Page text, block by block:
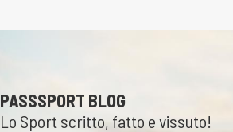
PASSSPORT BLOG
Lo Sport scritto, fatto e vissuto!